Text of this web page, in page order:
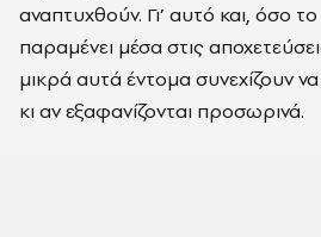
αναπτυχθούν. Γι’ αυτό και, όσο
παραμένει μέσα στις
μικρά αυτά έντομα συνεχίζουν
κι αν εξαφανίζονται προσωρινά.